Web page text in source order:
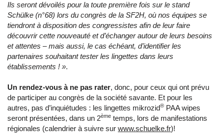
Ils seront dévoilés pour la toute première fois sur le stand
Schülke (n°68) lors du congrès de la SF2H, où nos équipes se
tiendront à disposition des congressistes afin de leur faire
découvrir cette nouveauté et d’échanger autour de leurs besoins
et attentes – mais aussi, le cas échéant, d’identifier les
partenaires souhaitant tester les lingettes dans leurs
établissements ! ».
Un rendez-vous à ne pas rater, donc, pour ceux qui ont prévu
de participer au congrès de la société savante. Et pour les
autres, pas d’inquiétudes : les lingettes mikrozid® PAA wipes
seront présentées, dans un 2ème temps, lors de manifestations
régionales (calendrier à suivre sur www.schuelke.fr)!